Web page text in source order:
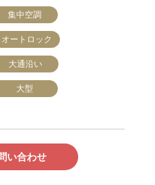
集中空調
オートロック
大通沿い
大型
い合わせ